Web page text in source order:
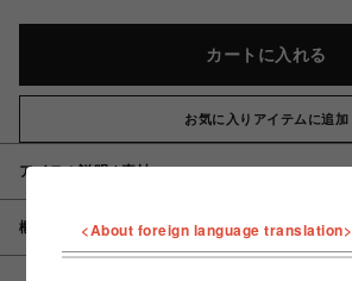
カートに入れる
お気に入りアイテムに追加
アイテム説明 / 素材
概要 <About foreign language translation>